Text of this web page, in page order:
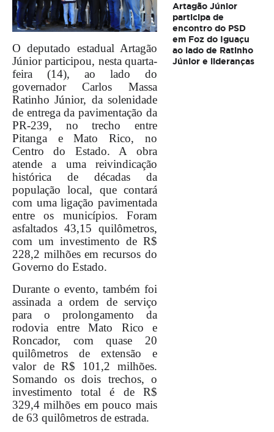
O deputado estadual Artagão
Júnior participou, nesta quarta-
feira (14), ao lado do
governador Carlos Massa
Ratinho Júnior, da solenidade
de entrega da pavimentação da
PR-239, no trecho entre
Pitanga e Mato Rico, no
Centro do Estado. A obra
atende a uma reivindicação
histórica de décadas da
população local, que contará
com uma ligação pavimentada
entre os municípios. Foram
asfaltados 43,15 quilômetros,
com um investimento de R$
228,2 milhões em recursos do
Governo do Estado.
Durante o evento, também foi
assinada a ordem de serviço
para o prolongamento da
rodovia entre Mato Rico e
Roncador, com quase 20
quilômetros de extensão e
valor de R$ 101,2 milhões.
Somando os dois trechos, o
investimento total é de R$
329,4 milhões em pouco mais
de 63 quilômetros de estrada.
Artagão Júnior
participa de
encontro do PSD
em Foz do Iguaçu
ao lado de Ratinho
Júnior e lideranças